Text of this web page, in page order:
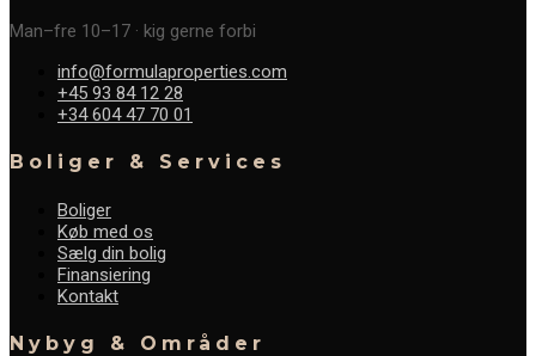
Man–fre 10–17 · kig gerne forbi
info@formulaproperties.com
+45 93 84 12 28
+34 604 47 70 01
Boliger & Services
Boliger
Køb med os
Sælg din bolig
Finansiering
Kontakt
Nybyg & Områder